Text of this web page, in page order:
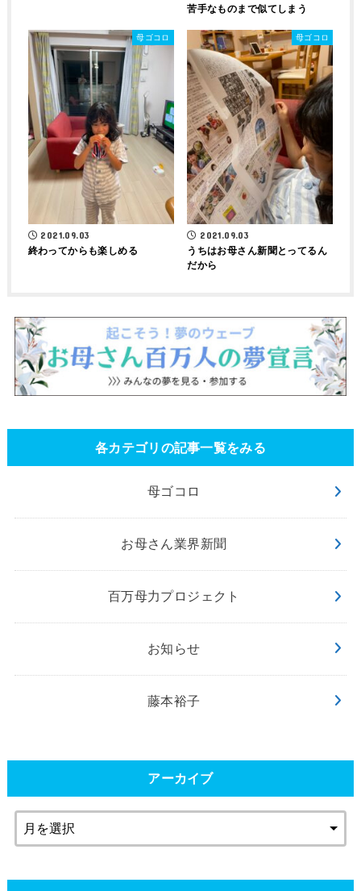
苦手なものまで似てしまう
母ゴコロ
2021.09.03
終わってからも楽しめる
母ゴコロ
2021.09.03
うちはお母さん新聞とってるん
だから
各カテゴリの記事一覧をみる
母ゴコロ
お母さん業界新聞
百万母力プロジェクト
お知らせ
藤本裕子
アーカイブ